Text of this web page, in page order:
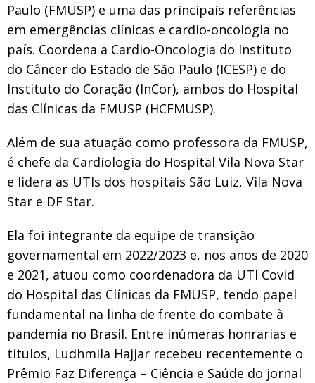
Paulo (FMUSP) e uma das principais referências
em emergências clínicas e cardio-oncologia no
país. Coordena a Cardio-Oncologia do Instituto
do Câncer do Estado de São Paulo (ICESP) e do
Instituto do Coração (InCor), ambos do Hospital
das Clínicas da FMUSP (HCFMUSP).
Além de sua atuação como professora da FMUSP,
é chefe da Cardiologia do Hospital Vila Nova Star
e lidera as UTIs dos hospitais São Luiz, Vila Nova
Star e DF Star.
Ela foi integrante da equipe de transição
governamental em 2022/2023 e, nos anos de 2020
e 2021, atuou como coordenadora da UTI Covid
do Hospital das Clínicas da FMUSP, tendo papel
fundamental na linha de frente do combate à
pandemia no Brasil. Entre inúmeras honrarias e
títulos, Ludhmila Hajjar recebeu recentemente o
Prêmio Faz Diferença – Ciência e Saúde do jornal